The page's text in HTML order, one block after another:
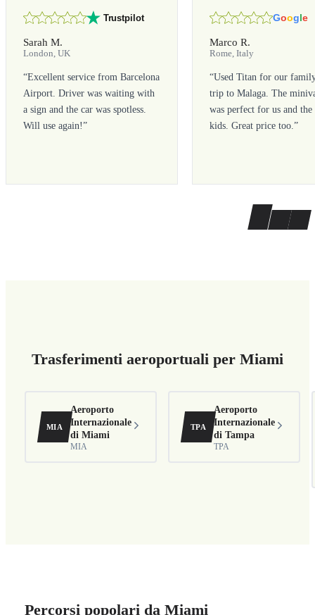
Trustpilot
Sarah M.
London, UK
“Excellent service from Barcelona
Airport. Driver was waiting with
a sign and the car was spotless.
Will use again!”
Google
Marco R.
Rome, Italy
“Used Titan for our
trip to Malaga. The
was perfect for us and the
kids. Great price too.”
Trasferimenti aeroportuali per Miami
MIA
Aeroporto
Internazionale
di Miami
MIA
TPA
Aeroporto
Internazionale
di Tampa
TPA
Percorsi popolari da Miami